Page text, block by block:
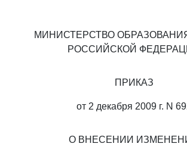
МИНИСТЕРСТВО
РОССИЙСКОЙ
ПРИКАЗ
от 2 декабря 2009 г. N
О ВНЕСЕНИИ